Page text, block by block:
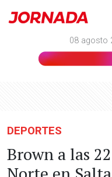
08 agosto
DEPORTES
Brown a las